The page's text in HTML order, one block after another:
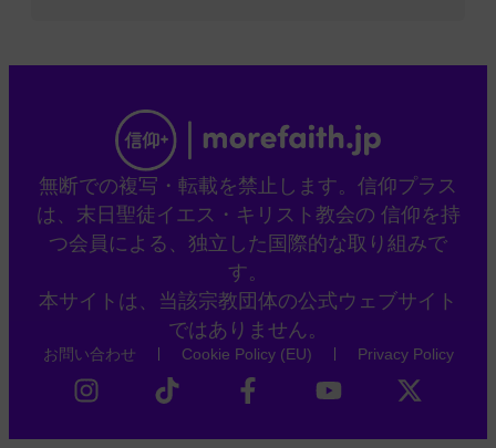
無断での複写・転載を禁止します。信仰プラス
は、末日聖徒イエス・キリスト教会の 信仰を持
つ会員による、独立した国際的な取り組みで
す。
本サイトは、当該宗教団体の公式ウェブサイト
ではありません。
お問い合わせ Cookie Policy (EU) Privacy Policy